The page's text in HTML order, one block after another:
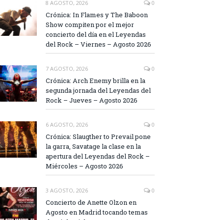
8 AGOSTO, 2026 0
Crónica: In Flames y The Baboon
Show compiten por el mejor
concierto del día en el Leyendas
del Rock – Viernes – Agosto 2026
7 AGOSTO, 2026 0
Crónica: Arch Enemy brilla en la
segunda jornada del Leyendas del
Rock – Jueves – Agosto 2026
6 AGOSTO, 2026 0
Crónica: Slaugther to Prevail pone
la garra, Savatage la clase en la
apertura del Leyendas del Rock –
Miércoles – Agosto 2026
3 AGOSTO, 2026 0
Concierto de Anette Olzon en
Agosto en Madrid tocando temas